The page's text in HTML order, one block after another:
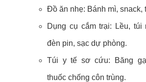
Đồ ăn nhẹ: Bánh mì, snack,
Dụng cụ cắm trại: Lều, túi
đèn pin, sạc dự phòng.
Túi y tế sơ cứu: Băng
thuốc chống côn trùng.